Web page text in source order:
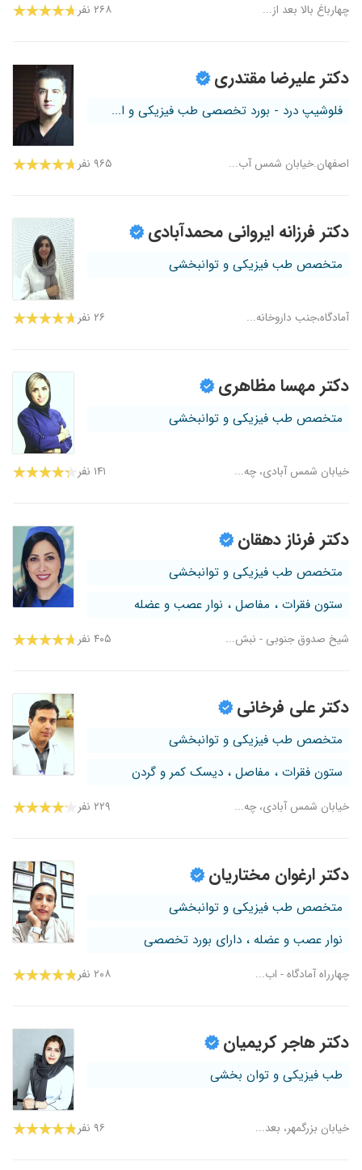
چهارباغ بالا بعد از... ۲۶۸ نفر
دکتر علیرضا مقتدری
فلوشیپ درد - بورد تخصصی طب فیزیکی و ا...
اصفهان.خیابان شمس آب... ۹۶۵ نفر
دکتر فرزانه ایروانی محمدآبادی
متخصص طب فیزیکی و توانبخشی
آمادگاه،جنب داروخانه... ۲۶ نفر
دکتر مهسا مظاهری
متخصص طب فیزیکی و توانبخشی
خیابان شمس آبادی، چه... ۱۴۱ نفر
دکتر فرناز دهقان
متخصص طب فیزیکی و توانبخشی
ستون فقرات ، مفاصل ، نوار عصب و عضله
شیخ صدوق جنوبی - نبش... ۴۰۵ نفر
دکتر علی فرخانی
متخصص طب فیزیکی و توانبخشی
ستون فقرات ، مفاصل ، دیسک کمر و گردن
خیابان شمس آبادی، چه... ۲۲۹ نفر
دکتر ارغوان مختاریان
متخصص طب فیزیکی و توانبخشی
نوار عصب و عضله ، دارای بورد تخصصی
چهارراه آمادگاه - اب... ۲۰۸ نفر
دکتر هاجر کریمیان
طب فیزیکی و توان بخشی
خیابان بزرگمهر، بعد... ۹۶ نفر